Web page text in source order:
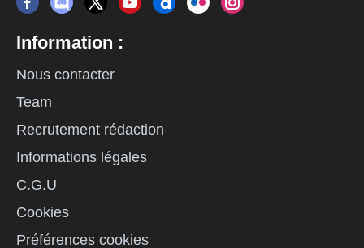
Information :
Nous contacter
Team
Recrutement rédaction
Informations légales
C.G.U
Cookies
Préférences cookies